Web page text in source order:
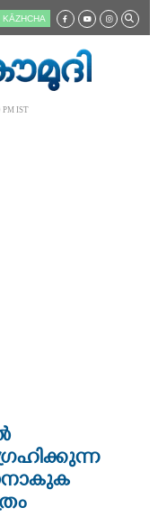
KĀZHCHA
PM IST